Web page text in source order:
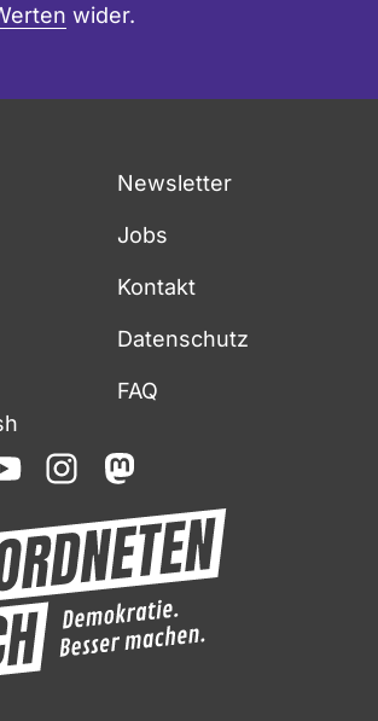
wider.
Newsletter
Jobs
Kontakt
Datenschutz
FAQ
youtubeinstagrammastodon